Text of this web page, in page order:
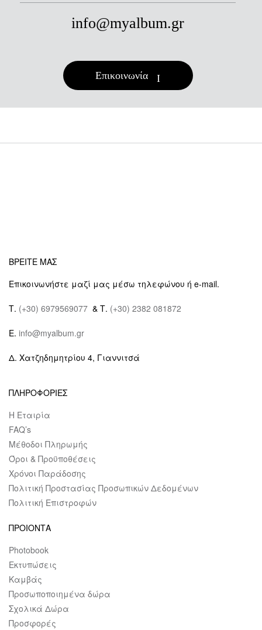
info@myalbum.gr
Επικοινωνία
ΒΡΕΙΤΕ ΜΑΣ
Επικοινωνήστε μαζί μας μέσω τηλεφώνου ή e-mail.
Τ. (+30) 6979569077 & Τ. (+30) 2382 081872
E. info@myalbum.gr
Δ. Χατζηδημητρίου 4, Γιαννιτσά
ΠΛΗΡΟΦΟΡΙΕΣ
Η Εταιρία
FAQ’s
Μέθοδοι Πληρωμής
Όροι & Προϋποθέσεις
Χρόνοι Παράδοσης
Πολιτική Προστασίας Προσωπικών Δεδομένων
Πολιτική Επιστροφών
ΠΡΟΙΟΝΤΑ
Photobook
Εκτυπώσεις
Καμβάς
Προσωποποιημένα δώρα
Σχολικά Δώρα
Προσφορές